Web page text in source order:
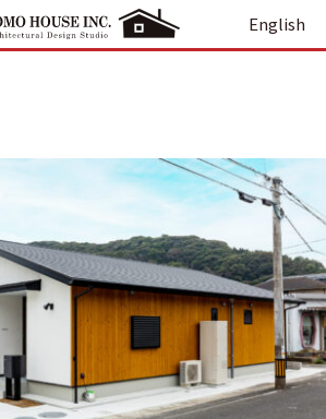
English